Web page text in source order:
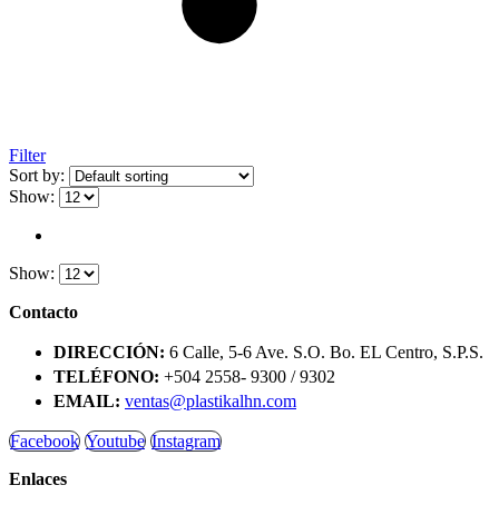
Filter
Sort by:
Show:
Show:
Contacto
DIRECCIÓN: 6 Calle, 5-6 Ave. S.O. Bo. EL Centro, S.P.S.
TELÉFONO: +504 2558- 9300 / 9302
EMAIL: ventas@plastikalhn.com
Facebook Youtube Instagram
Enlaces